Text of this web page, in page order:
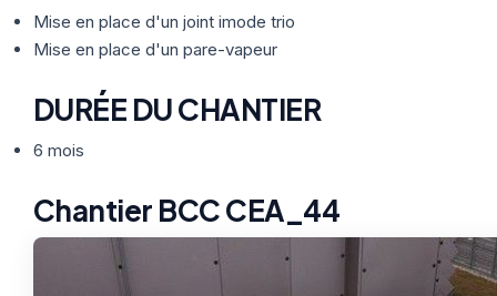
Mise en place d'un joint imode trio
Mise en place d'un pare-vapeur
DURÉE DU CHANTIER
6 mois
Chantier BCC CEA_44